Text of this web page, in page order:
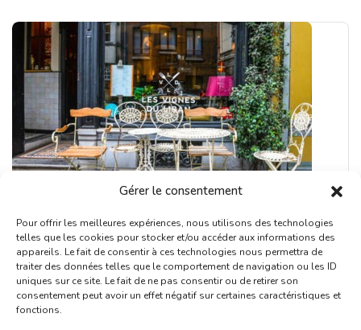
Gérer le consentement
Pour offrir les meilleures expériences, nous utilisons des technologies
telles que les cookies pour stocker et/ou accéder aux informations des
appareils. Le fait de consentir à ces technologies nous permettra de
traiter des données telles que le comportement de navigation ou les ID
uniques sur ce site. Le fait de ne pas consentir ou de retirer son
consentement peut avoir un effet négatif sur certaines caractéristiques et
fonctions.
Les Vignes Du Liban
Boire & Manger